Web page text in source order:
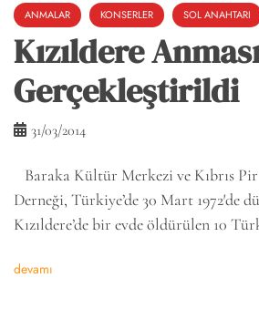
ANMALAR KONSERLER SOL ANAHTARI
Kızıldere
Gerçekleştirildi
31/03/2014
Baraka Kültür Merkezi ve Kıbrıs
Derneği, Türkiye’de 30 Mart 1972′de
Kızıldere’de bir evde öldürülen 10
devamı